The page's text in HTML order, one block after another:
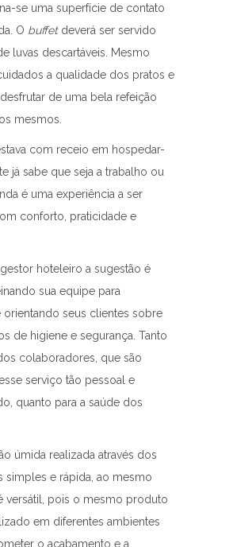
se uma superfície de contato
O buffetdeverá ser servido
luvas descartáveis. Mesmo
a qualidade dos pratos e
de uma bela refeição
mesmos.
com receio em hospedar-
já sabe que seja a trabalho ou
é uma experiência a ser
conforto, praticidade e
hoteleiro a sugestão é
sua equipe para
orientando seus clientes sobre
de higiene e segurança. Tanto
colaboradores, que são
serviço tão pessoal e
quanto para a saúde dos
úmida realizada através dos
simples e rápida, ao mesmo
versátil, pois o mesmo produto
em diferentes ambientes
o acabamento e a